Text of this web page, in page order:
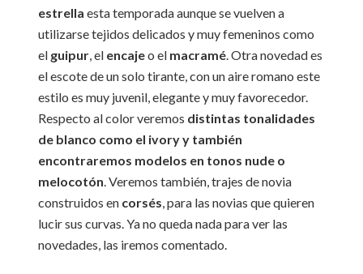
estrella esta temporadaaunque se vuelven a
utilizarse tejidos delicados y muy femeninos como
el guipur, el encajeo el macramé. Otra novedad es
el escote de un solo tirante, con un aire romano este
estilo es muy juvenil, elegante y muy favorecedor.
Respecto al color veremos distintas tonalidades
de blanco como el ivory y también
encontraremos modelos en tonos nude o
melocotón. Veremos también, trajes de novia
construidos en corsés, para las novias que quieren
lucir sus curvas. Ya no queda nada para ver las
novedades, las iremos comentado.